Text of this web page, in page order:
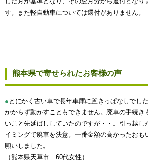
す。また軽自動車については還付がありません。
熊本県で寄せられたお客様の声
● とにかく古い車で長年車庫に置きっぱなしでし
かからず動かすこともできません。廃車の手続き
いこと先延ばししていたのですが・・。引っ越し
イミングで廃車を決意。一番金額の高かったおも
願いしました。
（熊本県天草市 60代女性）